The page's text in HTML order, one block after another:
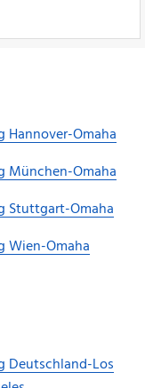
Hannover-Omaha
München-Omaha
Stuttgart-Omaha
Wien-Omaha
Deutschland-Los